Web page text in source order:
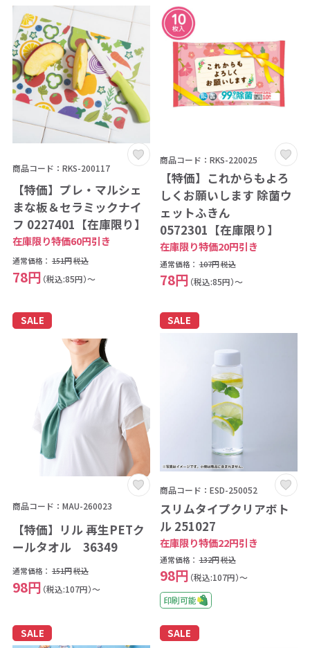
商品コード：RKS-200117
【特価】プレ・マルシェ
まな板＆セラミックナイ
フ 0227401【在庫限り】
在庫限り特価60円引き
通常価格： 151円税込
78円 （税込:85円）～
商品コード：RKS-220025
【特価】これからもよろ
しくお願いします 除菌ウ
ェットふきん
0572301【在庫限り】
在庫限り特価20円引き
通常価格： 107円税込
78円 （税込:85円）～
SALE
商品コード：MAU-260023
【特価】リル 再生PETク
ールタオル 36349
通常価格： 151円税込
98円 （税込:107円）～
SALE
商品コード：ESD-250052
スリムタイプクリアボト
ル 251027
在庫限り特価22円引き
通常価格： 132円税込
98円 （税込:107円）～
印刷可能
SALE SALE